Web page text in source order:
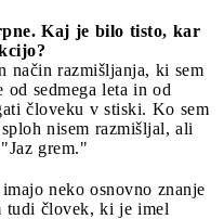
Kaj je bilo tisto, kar
način razmišljanja, ki sem
od sedmega leta in od
človeku v stiski. Ko sem
nisem razmišljal, ali
grem."
neko osnovno znanje
tudi človek, ki je imel